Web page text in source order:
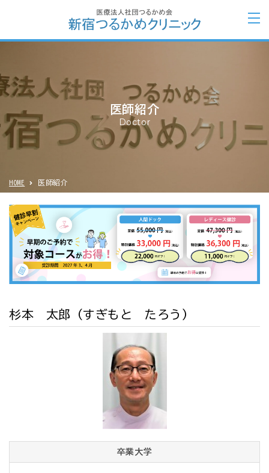
医師紹介
Doctor
HOME 医師紹介
杉本 太郎 （すぎもと たろう）
卒業大学